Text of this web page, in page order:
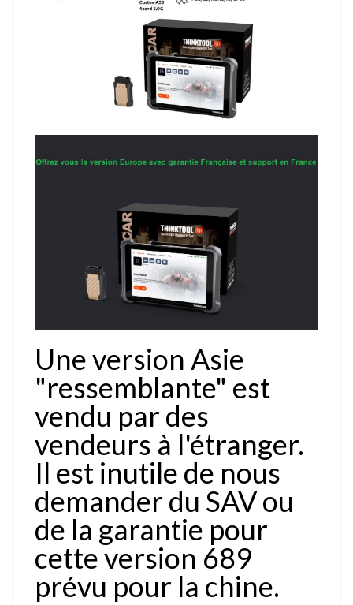
Une version Asie
"ressemblante" est
vendu par des
vendeurs à l'étranger.
Il est inutile de nous
demander du SAV ou
de la garantie pour
cette version 689
prévu pour la chine.